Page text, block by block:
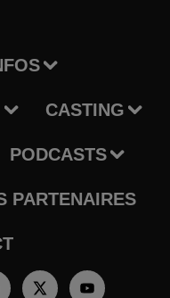
CASTING
PODCASTS
PARTENAIRES